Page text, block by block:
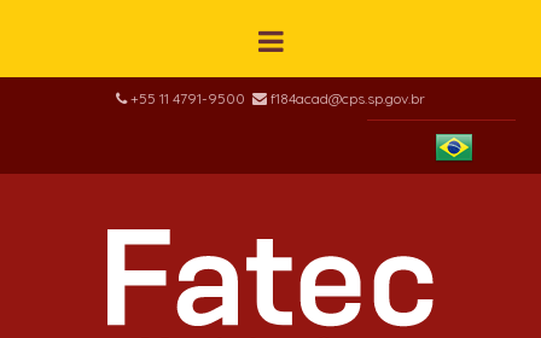
+55 11 4791-9500 f184acad@cps.sp.gov.br